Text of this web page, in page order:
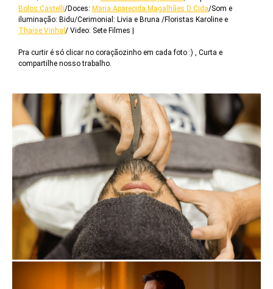
Bolos Castelli/Doces: Maria Aparecida Magalhães D Cida/Som e
iluminação: Bidu/Cerimonial: Livia e Bruna /Floristas Karoline e
Thaíse Vinhal / Video: Sete Filmes |
Pra curtir é só clicar no coraçãozinho em cada foto :) , Curta e
compartilhe nosso trabalho.